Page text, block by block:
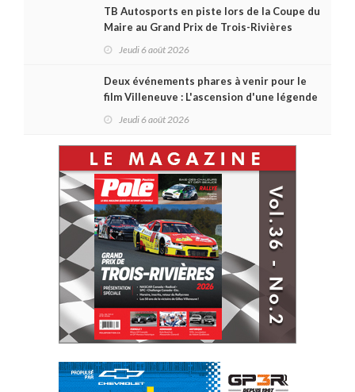
TB Autosports en piste lors de la Coupe du
Maire au Grand Prix de Trois-Rivières
Jeudi 6 août 2026
Deux événements phares à venir pour le
film Villeneuve : L'ascension d'une légende
Jeudi 6 août 2026